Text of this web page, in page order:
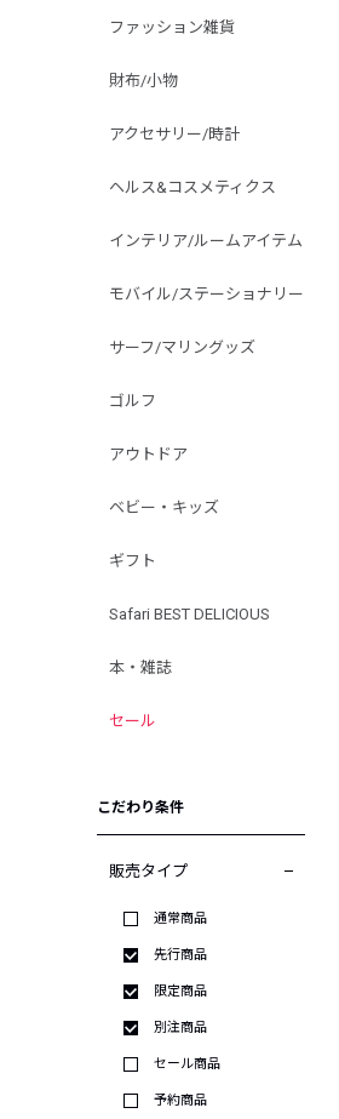
ファッション雑貨
財布/小物
アクセサリー/時計
ヘルス&コスメティクス
インテリア/ルームアイテム
モバイル/ステーショナリー
サーフ/マリングッズ
ゴルフ
アウトドア
ベビー・キッズ
ギフト
Safari BEST DELICIOUS
本・雑誌
セール
こだわり条件
販売タイプ
通常商品
先行商品
限定商品
別注商品
セール商品
予約商品
別注限定 フード付き チェックシャツジャケット